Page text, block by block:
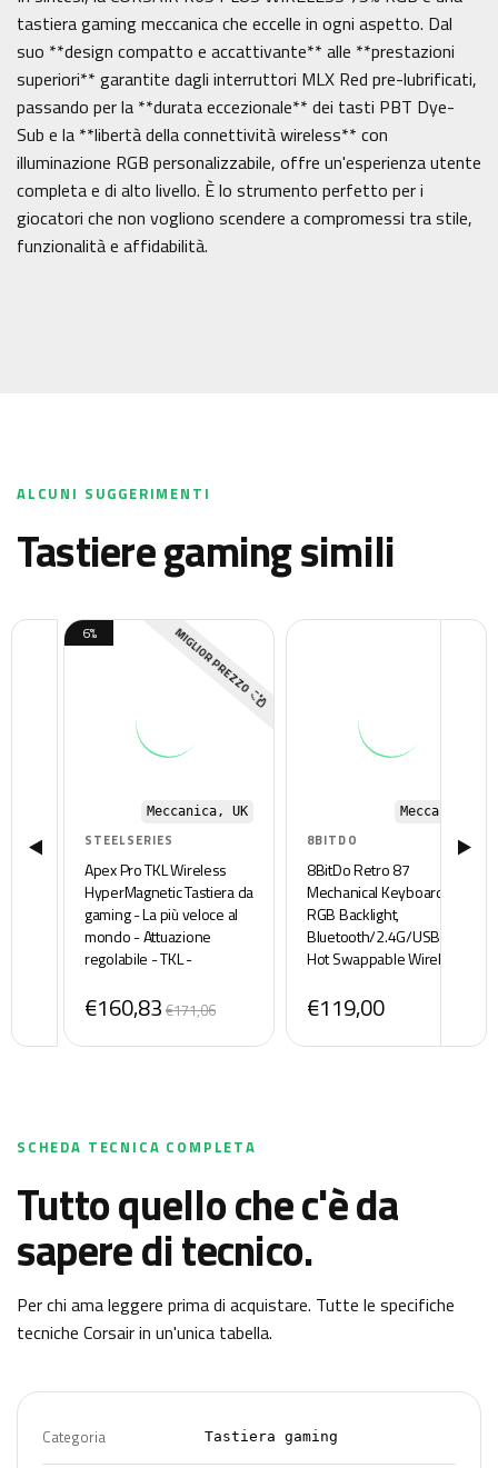
tastiera gaming meccanica che eccelle in ogni aspetto. Dal
suo **design compatto e accattivante** alle **prestazioni
superiori** garantite dagli interruttori MLX Red pre-lubrificati,
passando per la **durata eccezionale** dei tasti PBT Dye-
Sub e la **libertà della connettività wireless** con
illuminazione RGB personalizzabile, offre un'esperienza utente
completa e di alto livello. È lo strumento perfetto per i
giocatori che non vogliono scendere a compromessi tra stile,
funzionalità e affidabilità.
ALCUNI SUGGERIMENTI
tastiere gaming simili
Meccanica, UK
STEELSERIES
Apex Pro TKL Wireless
HyperMagnetic Tastiera da
gaming - La più veloce al
mondo - Attuazione
regolabile - TKL -
Bluetooth - 2,4GHz - USB-
C - Layout QWERTY
Inglese (UK)
€160,83 €171,06
6% MIGLIOR PREZZO
Meccanica
8BITDO
8BitDo Retro 87
Mechanical Keyboard with
RGB Backlight,
Bluetooth/2.4G/USB-C
Hot Swappable Wireless
Windows and Android -
Xbox Edition (Officially
Licensed) - QWERTY
€119,00
SCHEDA TECNICA COMPLETA
Tutto quello che c'è da
sapere di tecnico.
Per chi ama leggere prima di acquistare. Tutte le specifiche
tecniche Corsairin un'unica tabella.
Categoria Tastiera gaming